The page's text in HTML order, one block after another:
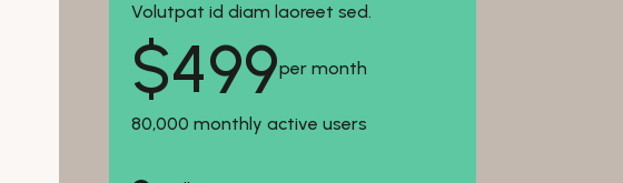
Volutpat id diam laoreet sed.
$499per month
80,000 monthly active users